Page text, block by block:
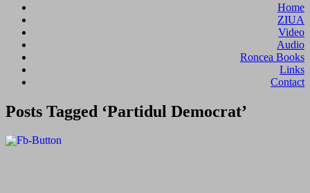
Home
ZIUA
Video
Audio
Roncea Books
Links
Contact
Posts Tagged ‘Partidul Democrat’